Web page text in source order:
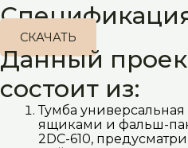
СКАЧАТЬ
Данный
состоит из:
Тумба
ящиками и фальш-
2DC-610,